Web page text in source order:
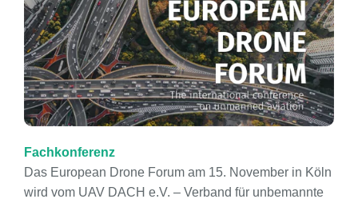
Fachkonferenz
Das European Drone Forum am 15. November in Köln
wird vom UAV DACH e.V. – Verband für unbemannte